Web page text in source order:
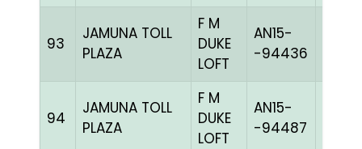
93
JAMUNA TOLL
PLAZA
F M
DUKE
LOFT
AN15-
-94436
94
JAMUNA TOLL
PLAZA
F M
DUKE
LOFT
AN15-
-94487